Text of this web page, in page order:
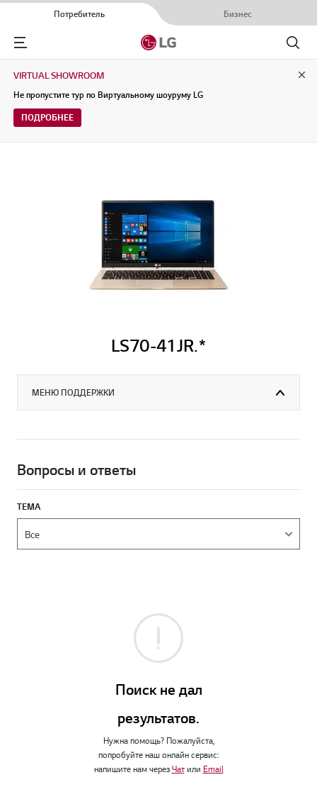
Потребитель Бизнес
Menu
Поиск
VIRTUAL SHOWROOM
Не пропустите тур по Виртуальному шоуруму LG
ПОДРОБНЕЕ
LS70-41JR.*
МЕНЮ ПОДДЕРЖКИ
Вопросы и ответы
ТЕМА
Поиск не дал
результатов.
Нужна помощь? Пожалуйста,
попробуйте наш онлайн сервис:
напишите нам черезЧатили Email